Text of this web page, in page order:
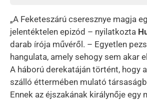
„A Feketeszárú cseresznye magja
jelentéktelen epizód – nyilatkozta
darab írója művéről. – Egyetlen
hangulata, amely sehogy sem akar
A háború derekatáján történt, hogy
szálló éttermében mulató
Ennek az éjszakának királynője egy